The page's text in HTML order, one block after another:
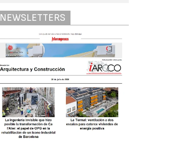
NEWSLETTERS